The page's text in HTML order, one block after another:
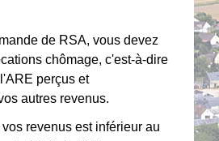
de RSA, vous devez
chômage, c'est-à-dire
perçus et
autres revenus.
revenus est inférieur au